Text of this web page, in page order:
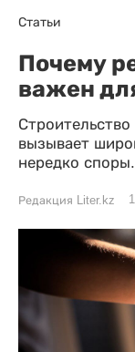
Статьи
Почему
важен
вызывает
нередко споры.
Редакция Liter.kz